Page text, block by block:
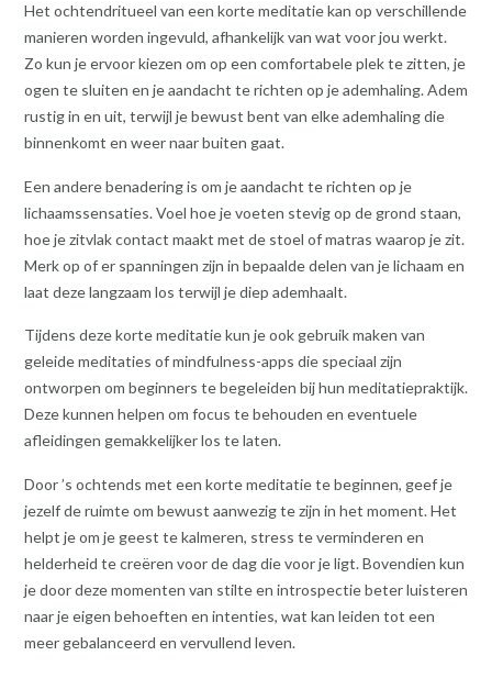
Het ochtendritueel van een korte meditatie kan op verschillende
manieren worden ingevuld, afhankelijk van wat voor jou werkt.
Zo kun je ervoor kiezen om op een comfortabele plek te zitten, je
ogen te sluiten en je aandacht te richten op je ademhaling. Adem
rustig in en uit, terwijl je bewust bent van elke ademhaling die
binnenkomt en weer naar buiten gaat.
Een andere benadering is om je aandacht te richten op je
lichaamssensaties. Voel hoe je voeten stevig op de grond staan,
hoe je zitvlak contact maakt met de stoel of matras waarop je zit.
Merk op of er spanningen zijn in bepaalde delen van je lichaam en
laat deze langzaam los terwijl je diep ademhaalt.
Tijdens deze korte meditatie kun je ook gebruik maken van
geleide meditaties of mindfulness-apps die speciaal zijn
ontworpen om beginners te begeleiden bij hun meditatiepraktijk.
Deze kunnen helpen om focus te behouden en eventuele
afleidingen gemakkelijker los te laten.
Door ’s ochtends met een korte meditatie te beginnen, geef je
jezelf de ruimte om bewust aanwezig te zijn in het moment. Het
helpt je om je geest te kalmeren, stress te verminderen en
helderheid te creëren voor de dag die voor je ligt. Bovendien kun
je door deze momenten van stilte en introspectie beter luisteren
naar je eigen behoeften en intenties, wat kan leiden tot een
meer gebalanceerd en vervullend leven.